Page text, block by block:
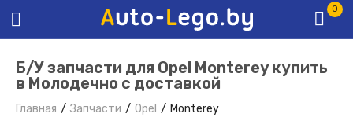
0
Б/У запчасти для Opel Monterey купить
в Молодечно с доставкой
Главная Запчасти Opel Monterey